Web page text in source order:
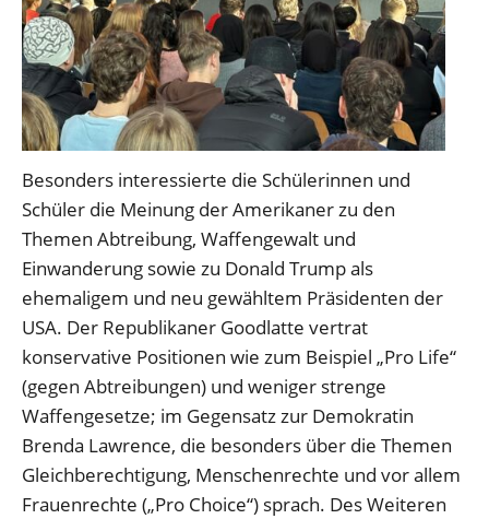
Besonders interessierte die Schülerinnen und
Schüler die Meinung der Amerikaner zu den
Themen Abtreibung, Waffengewalt und
Einwanderung sowie zu Donald Trump als
ehemaligem und neu gewähltem Präsidenten der
USA. Der Republikaner Goodlatte vertrat
konservative Positionen wie zum Beispiel „Pro Life“
(gegen Abtreibungen) und weniger strenge
Waffengesetze; im Gegensatz zur Demokratin
Brenda Lawrence, die besonders über die Themen
Gleichberechtigung, Menschenrechte und vor allem
Frauenrechte („Pro Choice“) sprach. Des Weiteren